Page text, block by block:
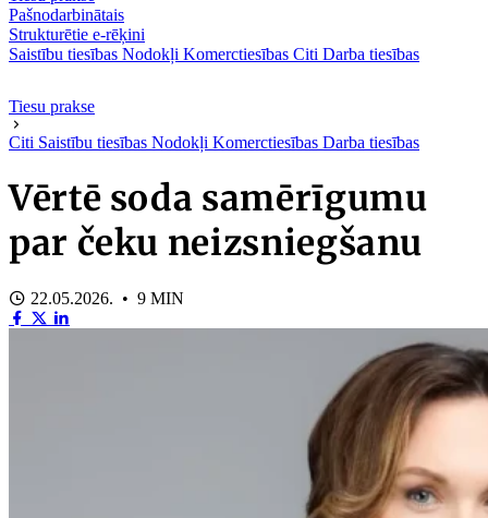
Pašnodarbinātais
Strukturētie e-rēķini
Saistību tiesības Nodokļi Komerctiesības Citi Darba tiesības
Tiesu prakse
Citi Saistību tiesības Nodokļi Komerctiesības Darba tiesības
Vērtē soda samērīgumu
par čeku neizsniegšanu
22.05.2026. • 9 MIN